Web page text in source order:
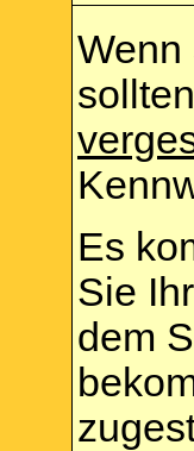
Wenn
Es
Sie
dem